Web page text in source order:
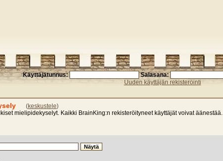
Käyttäjätunnus:
Salasana:
Uuden käyttäjän rekisteröinti
(keskustele)
mielipidekyselyt. Kaikki BrainKing:n rekisteröityneet käyttäjät voivat äänestää.